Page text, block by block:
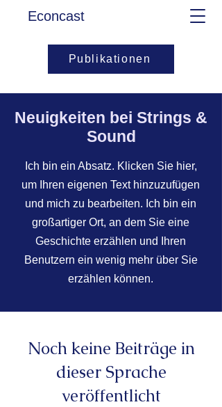
Econcast
Publikationen
Neuigkeiten bei Strings &
Sound
Ich bin ein Absatz. Klicken Sie hier,
um Ihren eigenen Text hinzuzufügen
und mich zu bearbeiten. Ich bin ein
großartiger Ort, an dem Sie eine
Geschichte erzählen und Ihren
Benutzern ein wenig mehr über Sie
erzählen können.
Noch keine Beiträge in
dieser Sprache
veröffentlicht